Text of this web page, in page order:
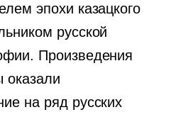
эпохи казацкого
русской
Произведения
оказали
на ряд русских